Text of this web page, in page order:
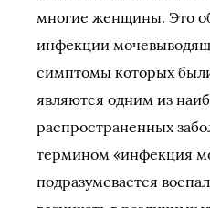
многие женщины. Это
инфекции
симптомы которых
являются одним из
распространенных
термином «инфекция
подразумевается